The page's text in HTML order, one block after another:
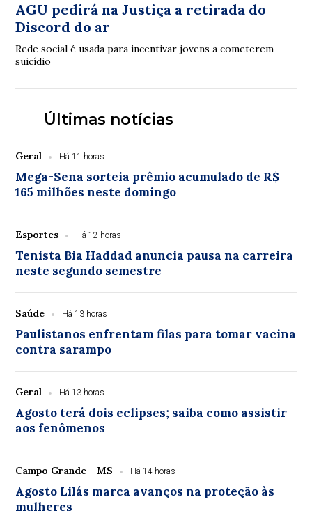
AGU pedirá na Justiça a retirada do
Discord do ar
Rede social é usada para incentivar jovens a cometerem
suicídio
Últimas notícias
Geral Há 11 horas
Mega-Sena sorteia prêmio acumulado de R$
165 milhões neste domingo
Esportes Há 12 horas
Tenista Bia Haddad anuncia pausa na carreira
neste segundo semestre
Saúde Há 13 horas
Paulistanos enfrentam filas para tomar vacina
contra sarampo
Geral Há 13 horas
Agosto terá dois eclipses; saiba como assistir
aos fenômenos
Campo Grande - MS Há 14 horas
Agosto Lilás marca avanços na proteção às
mulheres